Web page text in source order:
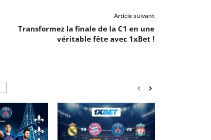
Article suivant
Transformez la finale de la C1 en une
véritable fête avec 1xBet !